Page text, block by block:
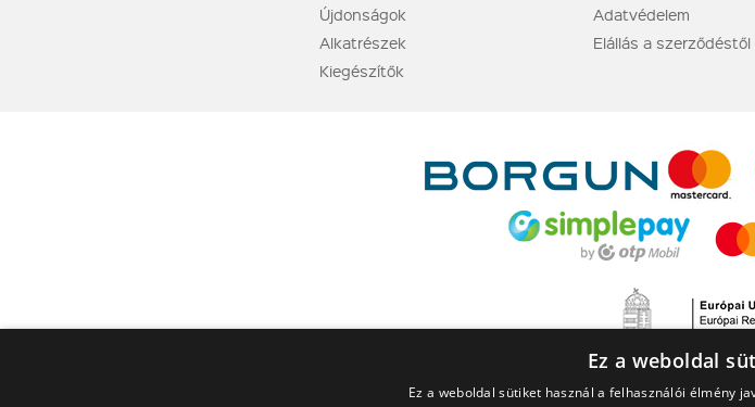
Újdonságok
Alkatrészek
Kiegészítők
Adatvédelem
Elállás a szerződéstől
Ez a weboldal
Ez a weboldal sütiket használ a felhasználói élmény